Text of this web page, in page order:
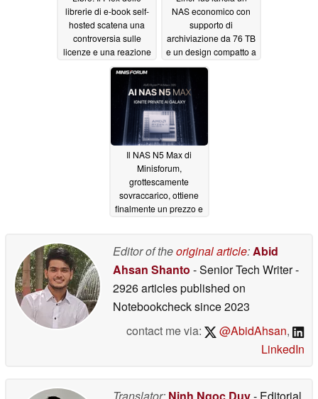
librerie di e-book self-
hosted scatena una
controversia sulle
licenze e una reazione
della comunità
NAS economico con
supporto di
archiviazione da 76 TB
e un design compatto a
4 alloggiamenti
Il NAS N5 Max di
Minisforum,
grottescamente
sovraccarico, ottiene
finalmente un prezzo e
Editor of theoriginal article:Abid
Ahsan Shanto - Senior Tech Writer-
2926 articles published on
Notebookchecksince 2023
contact me via:
@AbidAhsan,
LinkedIn